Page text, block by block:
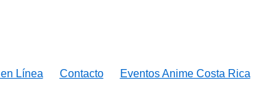
Línea Contacto Eventos Anime Costa Rica